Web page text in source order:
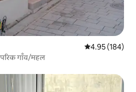
औसत रेटिंग 5 में से
4.95 (184)
गाँव/महल